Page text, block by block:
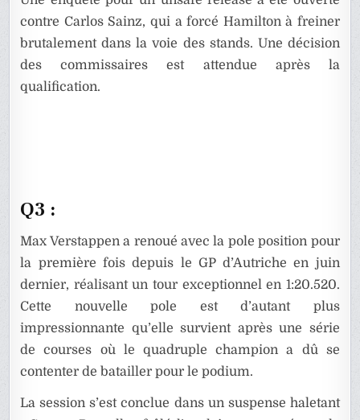
contre Carlos Sainz, qui a forcé Hamilton à freiner
brutalement dans la voie des stands. Une décision
des commissaires est attendue après la
qualification.
Q3 :
Max Verstappen a renoué avec la pole position pour
la première fois depuis le GP d’Autriche en juin
dernier, réalisant un tour exceptionnel en 1:20.520.
Cette nouvelle pole est d’autant plus
impressionnante qu’elle survient après une série
de courses où le quadruple champion a dû se
contenter de batailler pour le podium.
La session s’est conclue dans un suspense haletant